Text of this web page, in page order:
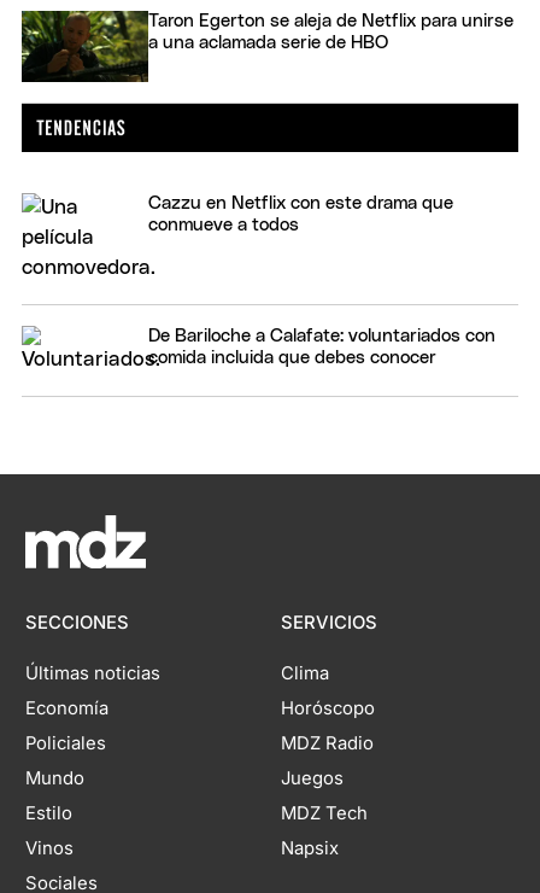
Taron Egerton se aleja de Netflix para unirse
a una aclamada serie de HBO
Cazzu en Netflix con este drama que
conmueve a todos
De Bariloche a Calafate: voluntariados con
comida incluida que debes conocer
SECCIONES
Últimas noticias
Economía
Policiales
Mundo
Estilo
Vinos
Sociales
SERVICIOS
Clima
Horóscopo
MDZ Radio
Juegos
MDZ Tech
Napsix